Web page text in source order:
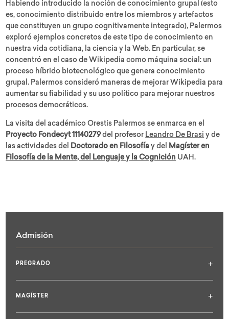
Habiendo introducido la noción de conocimiento grupal (esto
es, conocimiento distribuido entre los miembros y artefactos
que constituyen un grupo cognitivamente integrado), Palermos
exploró ejemplos concretos de este tipo de conocimiento en
nuestra vida cotidiana, la ciencia y la Web. En particular, se
concentró en el caso de Wikipedia como máquina social: un
proceso híbrido biotecnológico que genera conocimiento
grupal. Palermos consideró maneras de mejorar Wikipedia para
aumentar su fiabilidad y su uso político para mejorar nuestros
procesos democráticos.
La visita del académico Orestis Palermos se enmarca en el
Proyecto Fondecyt 11140279del profesor Leandro De Brasi y de
las actividades del Doctorado en Filosofía y del Magíster en
Filosofía de la Mente, del Lenguaje y la Cognición UAH.
Admisión
PREGRADO +
MAGÍSTER +